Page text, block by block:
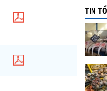
Thị
Thị
Thị
Thị
Thị
TIN